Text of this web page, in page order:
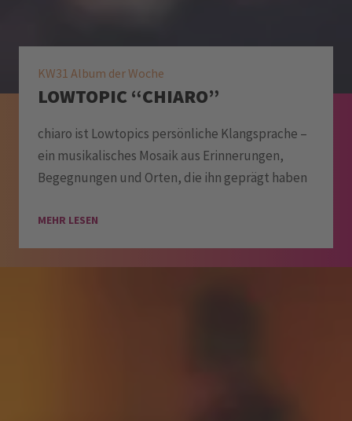
KW31 Album der Woche
LOWTOPIC “CHIARO”
chiaro ist Lowtopics persönliche Klangsprache –
ein musikalisches Mosaik aus Erinnerungen,
Begegnungen und Orten, die ihn geprägt haben
MEHR LESEN